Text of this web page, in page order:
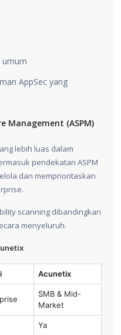
umum
AppSec yang
Management (ASPM)
lebih luas dalam
pendekatan ASPM
dan memprioritaskan
scanning dibandingkan
menyeluruh.
Acunetix
SMB & Mid-
Market
Ya